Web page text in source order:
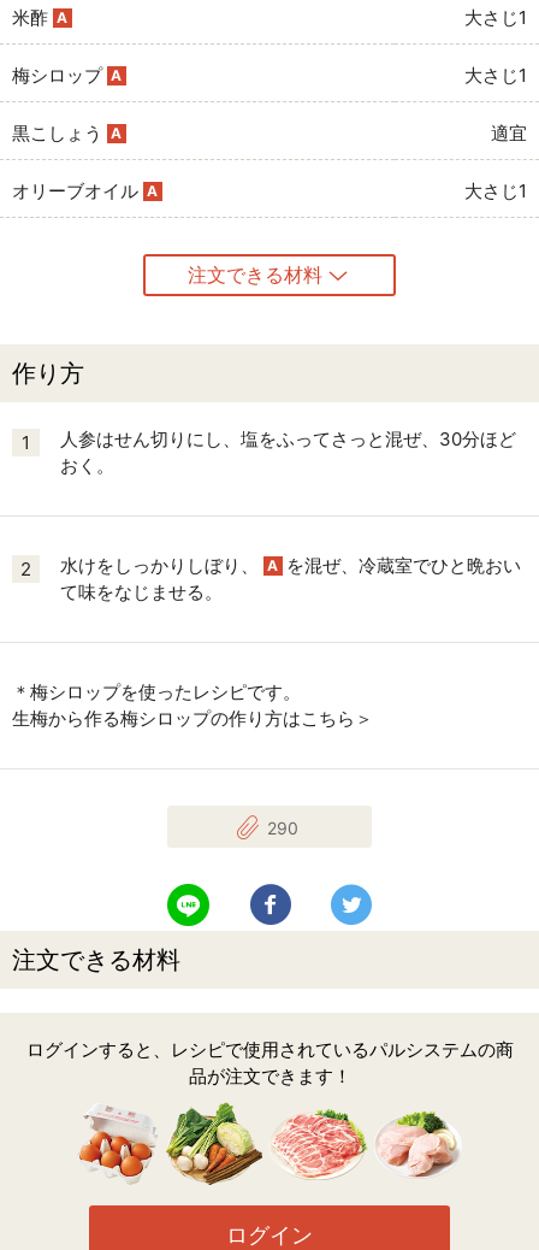
米酢 A 大さじ1
梅シロップ A 大さじ1
黒こしょう A 適宜
オリーブオイル A 大さじ1
注文できる材料
作り方
1
人参はせん切りにし、塩をふってさっと混ぜ、30分ほど
おく。
2 水けをしっかりしぼり、 A を混ぜ、冷蔵室でひと晩おい
て味をなじませる。
＊梅シロップを使ったレシピです。
生梅から作る梅シロップの作り方はこちら＞
290
LINEで送る Facebookでシェアする
注文できる材料
ログインすると、レシピで使用されているパルシステムの商
品が注文できます！
ログイン